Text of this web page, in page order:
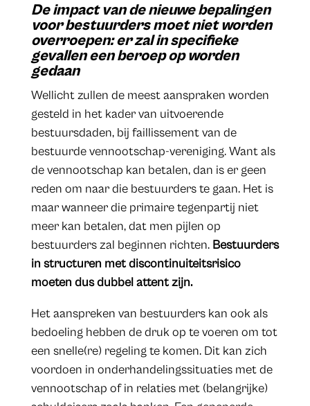
De impact van de nieuwe bepalingen
voor bestuurders moet niet worden
overroepen: er zal in specifieke
gevallen een beroep op worden
gedaan
Wellicht zullen de meest aanspraken worden
gesteld in het kader van uitvoerende
bestuursdaden, bij faillissement van de
bestuurde vennootschap-vereniging. Want als
de vennootschap kan betalen, dan is er geen
reden om naar die bestuurders te gaan. Het is
maar wanneer die primaire tegenpartij niet
meer kan betalen, dat men pijlen op
bestuurders zal beginnen richten. Bestuurders
in structuren met discontinuiteitsrisico
moeten dus dubbel attent zijn.
Het aanspreken van bestuurders kan ook als
bedoeling hebben de druk op te voeren om tot
een snelle(re) regeling te komen. Dit kan zich
voordoen in onderhandelingssituaties met de
vennootschap of in relaties met (belangrijke)